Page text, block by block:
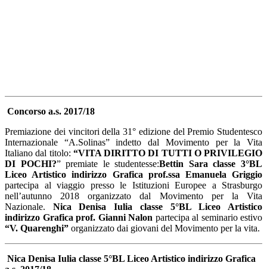
Concorso a.s. 2017/18
Premiazione dei vincitori della 31° edizione del Premio Studentesco
Internazionale “A.Solinas” indetto dal Movimento per la Vita
Italiano dal titolo: “VITA DIRITTO DI TUTTI O PRIVILEGIO
DI POCHI?” premiate le studentesse:Bettin Sara classe 3°BL
Liceo Artistico indirizzo Grafica prof.ssa Emanuela Griggio
partecipa al viaggio presso le Istituzioni Europee a Strasburgo
nell’autunno 2018 organizzato dal Movimento per la Vita
Nazionale. Nica Denisa Iulia classe 5°BL Liceo Artistico
indirizzo Grafica prof. Gianni Nalon partecipa al seminario estivo
“V. Quarenghi” organizzato dai giovani del Movimento per la vita.
Nica Denisa Iulia classe 5°BL Liceo Artistico indirizzo Grafica